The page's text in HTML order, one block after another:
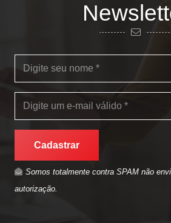
Cadastrar
Somos totalmente contra SPAM não
autorização.